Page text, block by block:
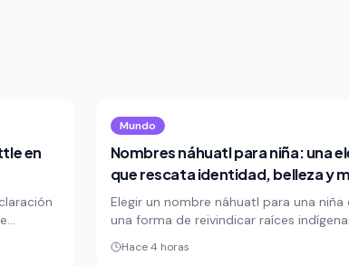
en
en
el
Mundo
Nombres náhuatl para niña: una
que rescata identidad, belleza y
Elegir un nombre náhuatl para una niña
una forma de reivindicar raíces
cosmovisión ligada a la naturaleza.
nombre hay historia, identidad y una
Hace 4 horas